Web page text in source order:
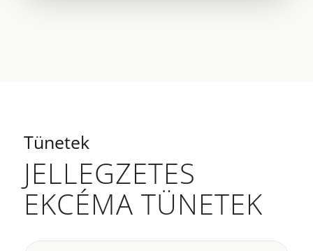
Tünetek
JELLEGZETES
EKCÉMA TÜNETEK